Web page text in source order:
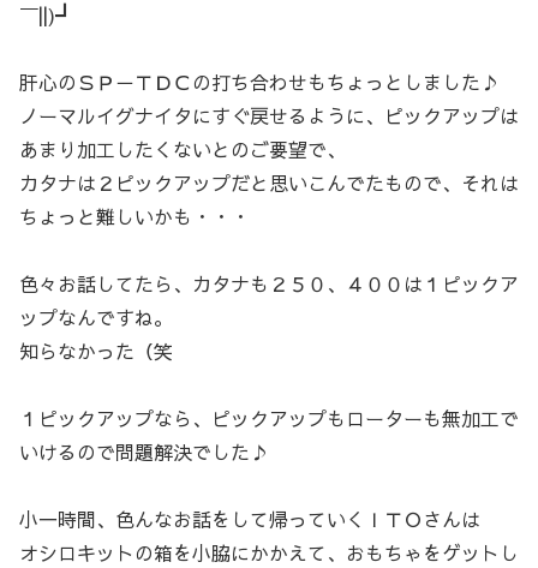
￣||)┛
肝心のＳＰ－ＴＤＣの打ち合わせもちょっとしました♪
ノーマルイグナイタにすぐ戻せるように、ピックアップは
あまり加工したくないとのご要望で、
カタナは２ピックアップだと思いこんでたもので、それは
ちょっと難しいかも・・・
色々お話してたら、カタナも２５０、４００は１ピックア
ップなんですね。
知らなかった（笑
１ピックアップなら、ピックアップもローターも無加工で
いけるので問題解決でした♪
小一時間、色んなお話をして帰っていくＩＴＯさんは
オシロキットの箱を小脇にかかえて、おもちゃをゲットし